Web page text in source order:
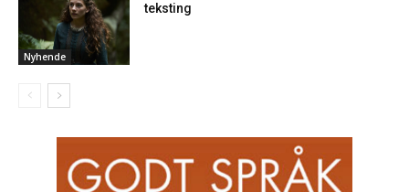
Nyhende
teksting